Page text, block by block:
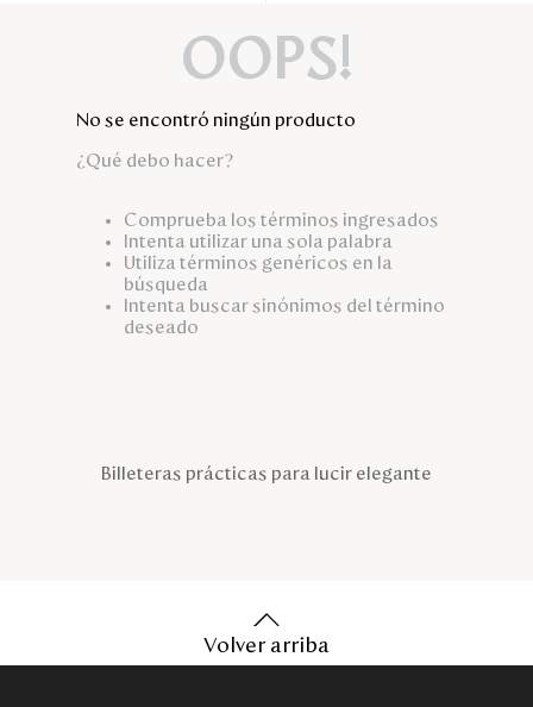
Mi cuenta
Blog
Servicio al cliente
Nuestras Tiendas
Colombia
OOPS!
No se encontró ningún producto
¿Qué debo hacer?
Comprueba los términos ingresados
Intenta utilizar una sola palabra
Utiliza términos genéricos en la
búsqueda
Intenta buscar sinónimos del término
deseado
Billeteras prácticas para lucir elegante
Volver arriba